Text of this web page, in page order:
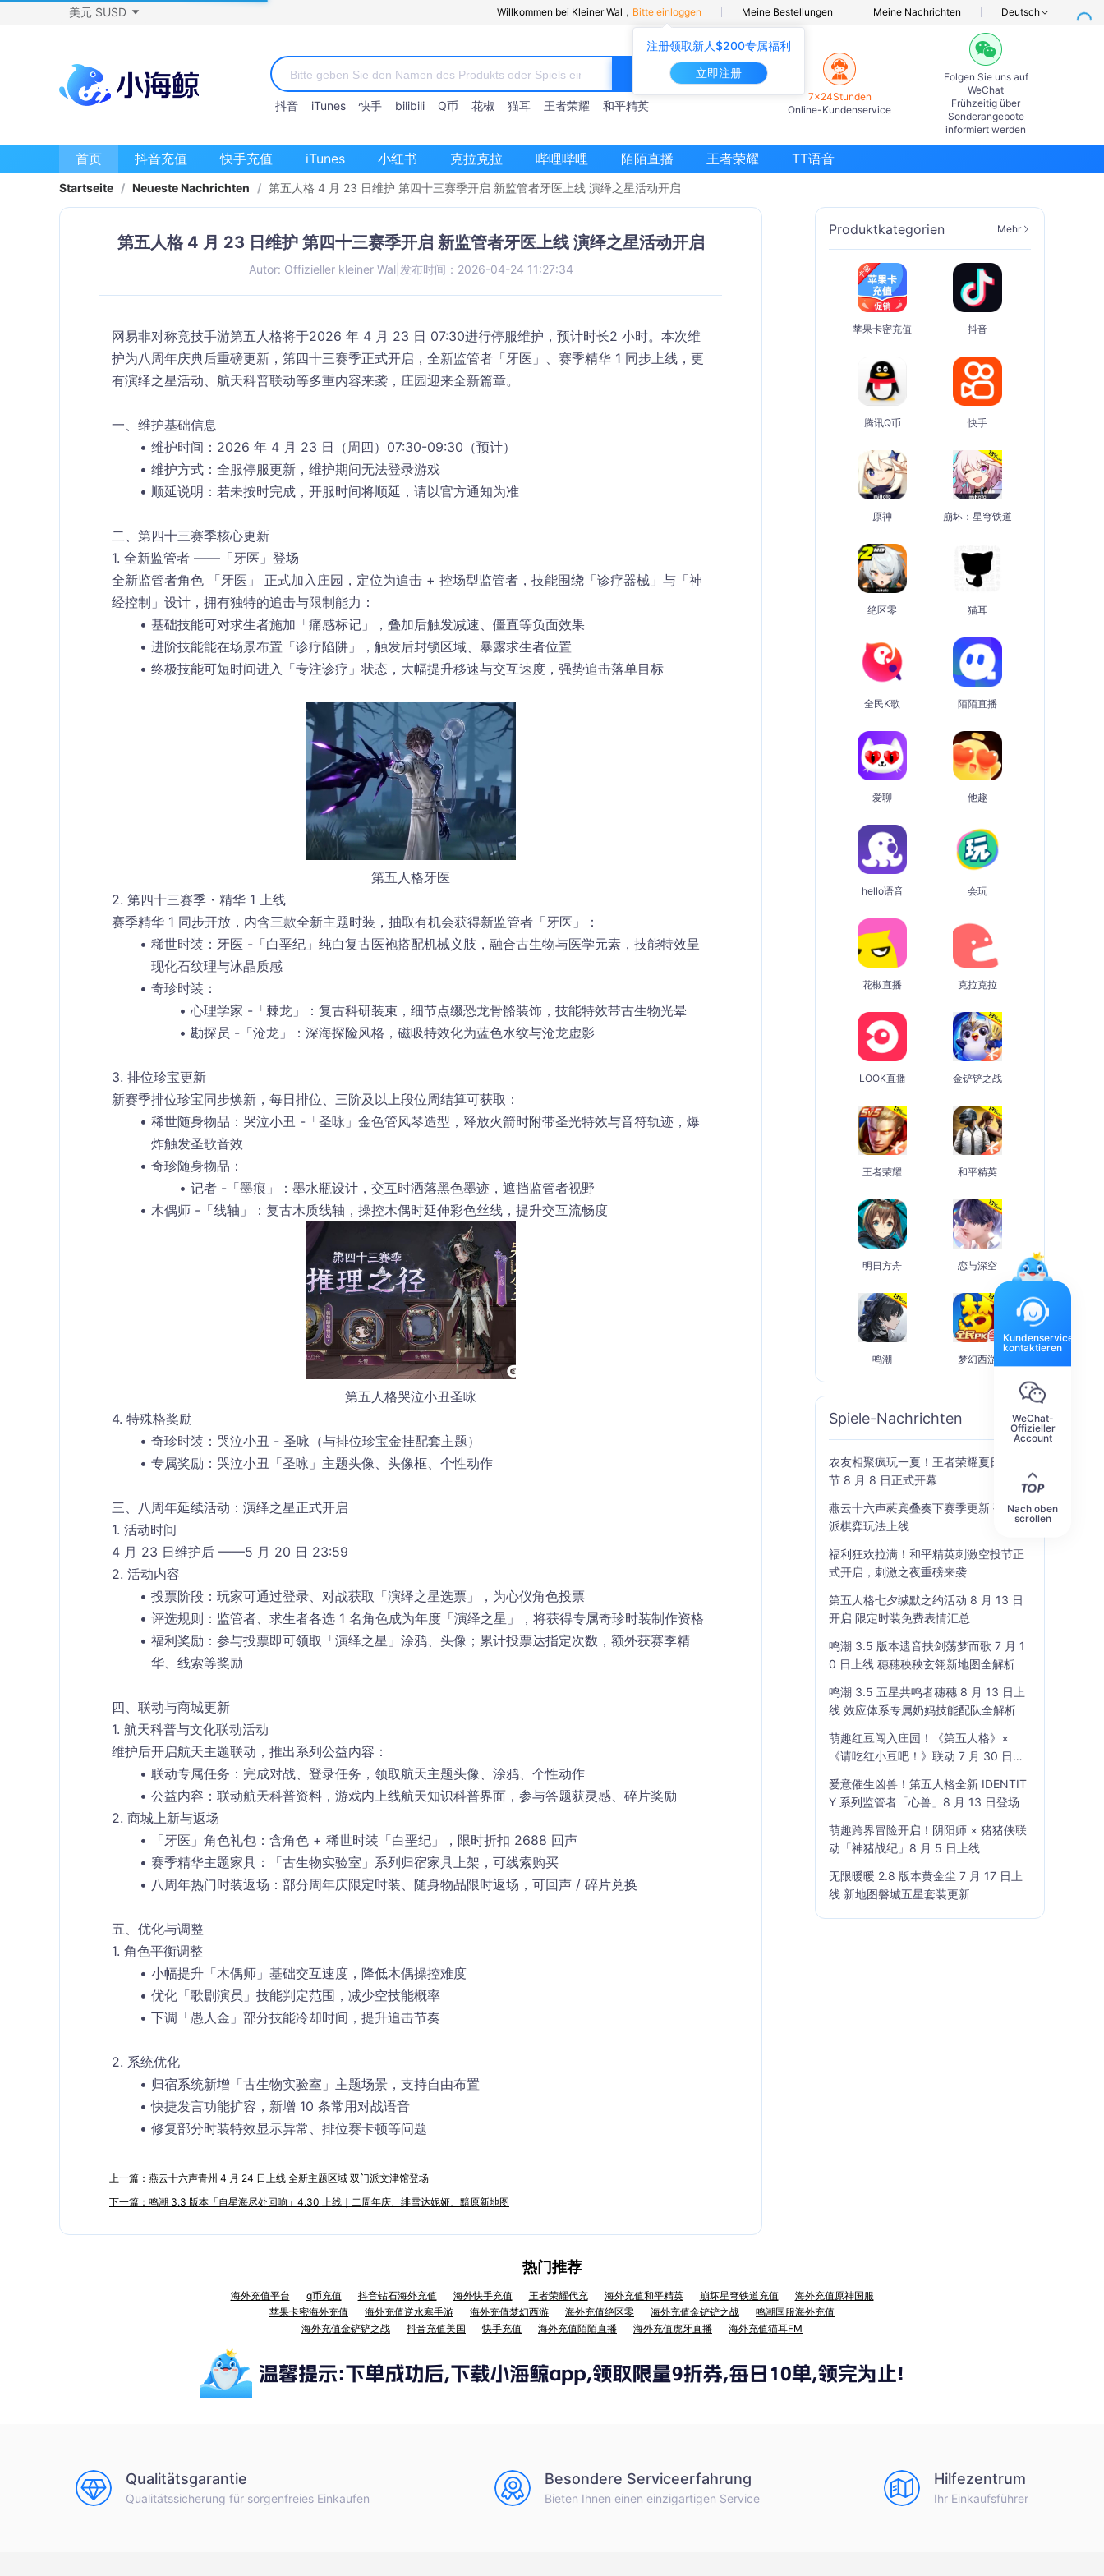
注册领取新人$200专属福利
立即注册
美元 $USD Willkommen bei Kleiner Wal， Bitte einloggen Meine Bestellungen Meine Nachrichten Deutsch
抖音 iTunes 快手 bilibili Q币 花椒 猫耳 王者荣耀 和平精英
7×24Stunden
Online-Kundenservice
Folgen Sie uns auf
WeChat
Frühzeitig über
Sonderangebote
informiert werden
首页 抖音充值 快手充值 iTunes 小红书 克拉克拉 哔哩哔哩 陌陌直播 王者荣耀 TT语音
Startseite / Neueste Nachrichten / 第五人格 4 月 23 日维护 第四十三赛季开启 新监管者牙医上线 演绎之星活动开启
第五人格 4 月 23 日维护 第四十三赛季开启 新监管者牙医上线 演绎之星活动开启
Autor: Offizieller kleiner Wal 发布时间：2026-04-24 11:27:34
网易非对称竞技手游第五人格将于2026 年 4 月 23 日 07:30进行停服维护，预计时长2 小时。本次维
护为八周年庆典后重磅更新， 第四十三赛季正式开启 ，全新监管者「牙医」、赛季精华 1 同步上线，更
有演绎之星活动、航天科普联动等多重内容来袭，庄园迎来全新篇章。
一、维护基础信息
维护时间 ：2026 年 4 月 23 日（周四）07:30-09:30（预计）
维护方式：全服停服更新，维护期间无法登录游戏
顺延说明 ：若未按时完成，开服时间将顺延，请以官方通知为准
二、第四十三赛季核心更新
1. 全新监管者 ——「牙医」登场
全新监管者角色 「牙医」 正式加入庄园，定位为追击 + 控场型监管者，技能围绕「诊疗器械」与「神
经控制」设计，拥有独特的追击与限制能力：
基础技能可对求生者施加「痛感标记」，叠加后触发减速、僵直等负面效果
进阶技能能在场景布置「诊疗陷阱」，触发后封锁区域、暴露求生者位置
终极技能可短时间进入「专注诊疗」状态，大幅提升移速与交互速度，强势追击落单目标
第五人格牙医
2. 第四十三赛季・精华 1 上线
赛季精华 1 同步开放，内含三款全新主题时装，抽取有机会获得新监管者「牙医」：
稀世时装 ：牙医 -「白垩纪」纯白复古医袍搭配机械义肢，融合古生物与医学元素，技能特效呈
现化石纹理与冰晶质感
奇珍时装 ：
心理学家 -「棘龙」：复古科研装束，细节点缀恐龙骨骼装饰，技能特效带古生物光晕
勘探员 -「沧龙」：深海探险风格，磁吸特效化为蓝色水纹与沧龙虚影
3. 排位珍宝更新
新赛季排位珍宝同步焕新，每日排位、三阶及以上段位周结算可获取：
稀世随身物品 ：哭泣小丑 -「圣咏」金色管风琴造型，释放火箭时附带圣光特效与音符轨迹，爆
炸触发圣歌音效
奇珍随身物品 ：
记者 -「墨痕」：墨水瓶设计，交互时洒落黑色墨迹，遮挡监管者视野
木偶师 -「线轴」：复古木质线轴，操控木偶时延伸彩色丝线，提升交互流畅度
第五人格哭泣小丑圣咏
4. 特殊格奖励
奇珍时装： 哭泣小丑 - 圣咏 （与排位珍宝金挂配套主题）
专属奖励：哭泣小丑「圣咏」主题头像、头像框、个性动作
三、八周年延续活动：演绎之星正式开启
1. 活动时间
4 月 23 日维护后 ——5 月 20 日 23:59
2. 活动内容
投票阶段：玩家可通过登录、对战获取「演绎之星选票」，为心仪角色投票
评选规则 ：监管者、求生者各选 1 名角色成为年度「演绎之星」，将获得专属奇珍时装制作资格
福利奖励 ：参与投票即可领取「演绎之星」涂鸦、头像；累计投票达指定次数，额外获赛季精
华、线索等奖励
四、联动与商城更新
1. 航天科普与文化联动活动
维护后开启航天主题联动，推出系列公益内容：
联动专属任务：完成对战、登录任务，领取航天主题头像、涂鸦、个性动作
公益内容：联动航天科普资料，游戏内上线航天知识科普界面，参与答题获灵感、碎片奖励
2. 商城上新与返场
「牙医」角色礼包：含角色 + 稀世时装「白垩纪」，限时折扣 2688 回声
赛季精华主题家具：「古生物实验室」系列归宿家具上架，可线索购买
八周年热门时装返场：部分周年庆限定时装、随身物品限时返场，可回声 / 碎片兑换
五、优化与调整
1. 角色平衡调整
小幅提升「木偶师」基础交互速度，降低木偶操控难度
优化「歌剧演员」技能判定范围，减少空技能概率
下调「愚人金」部分技能冷却时间，提升追击节奏
2. 系统优化
归宿系统新增「古生物实验室」主题场景，支持自由布置
快捷发言功能扩容，新增 10 条常用对战语音
修复部分时装特效显示异常、排位赛卡顿等问题
上一篇：燕云十六声青州 4 月 24 日上线 全新主题区域 双门派文津馆登场
下一篇：鸣潮 3.3 版本「自星海尽处回响」4.30 上线｜二周年庆、绯雪达妮娅、黯原新地图
Produktkategorien Mehr
苹果卡密充值 抖音
腾讯Q币 快手
原神 崩坏：星穹铁道
绝区零 猫耳
全民K歌 陌陌直播
爱聊 他趣
hello语音 会玩
花椒直播 克拉克拉
LOOK直播 金铲铲之战
王者荣耀 和平精英
明日方舟 恋与深空
鸣潮 梦幻西游
Spiele-Nachrichten Mehr
农友相聚疯玩一夏！王者荣耀夏日农友
节 8 月 8 日正式开幕
燕云十六声蕤宾叠奏下赛季更新 孤云门
派棋弈玩法上线
福利狂欢拉满！和平精英刺激空投节正
式开启，刺激之夜重磅来袭
第五人格七夕缄默之约活动 8 月 13 日
开启 限定时装免费表情汇总
鸣潮 3.5 版本遗音扶剑荡梦而歌 7 月 1
0 日上线 穗穗秧秧玄翎新地图全解析
鸣潮 3.5 五星共鸣者穗穗 8 月 13 日上
线 效应体系专属奶妈技能配队全解析
萌趣红豆闯入庄园！《第五人格》×
《请吃红小豆吧！》联动 7 月 30 日开
爱意催生凶兽！第五人格全新 IDENTIT
Y 系列监管者「心兽」8 月 13 日登场
萌趣跨界冒险开启！阴阳师 × 猪猪侠联
动「神猪战纪」8 月 5 日上线
无限暖暖 2.8 版本黄金尘 7 月 17 日上
线 新地图磐城五星套装更新
热门推荐
海外充值平台 q币充值 抖音钻石海外充值 海外快手充值 王者荣耀代充 海外充值和平精英 崩坏星穹铁道充值
海外充值原神国服
苹果卡密海外充值
海外充值逆水寒手游 海外充值梦幻西游 海外充值绝区零 海外充值金铲铲之战
鸣潮国服海外充值
海外充值金铲铲之战
抖音充值美国 快手充值 海外充值陌陌直播 海外充值虎牙直播 海外充值猫耳FM
Qualitätsgarantie
Qualitätssicherung für sorgenfreies Einkaufen
Besondere Serviceerfahrung
Bieten Ihnen einen einzigartigen Service
Hilfezentrum
Ihr Einkaufsführer
Kundenservice
kontaktieren
WeChat-
Offizieller
Account
Nach oben
scrollen